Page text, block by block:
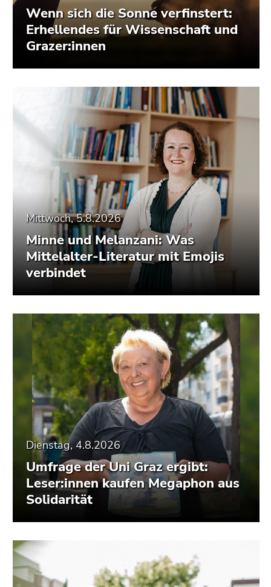
Wenn sich die Sonne verfinstert:
Erhellendes für Wissenschaft und
Grazer:innen
Mittwoch, 5.8.2026
Minne und Melanzani: Was
Mittelalter-Literatur mit Emojis
verbindet
Dienstag, 4.8.2026
Umfrage der Uni Graz ergibt:
Leser:innen kaufen Megaphon aus
Solidarität